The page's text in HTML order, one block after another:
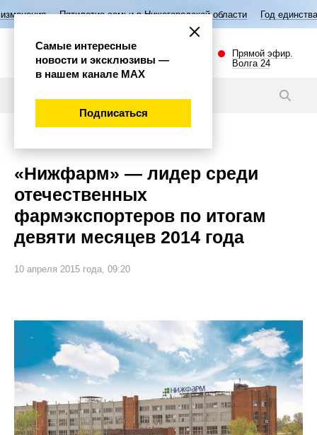
семьи в Нижегородской области Год единства народов
Прямой эфир.
Волга 24
«Нижфарм» — лидер среди
отечественных
фармэкспортеров по итогам
девяти месяцев 2014 года
10 апреля 2015 года, 09:20
Самые интересные
новости и эксклюзивы —
в нашем канале МАХ
Подписаться